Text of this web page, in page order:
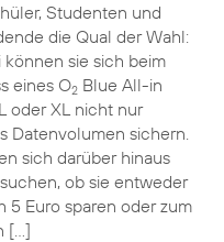
Studenten und
die Qual der Wahl:
können sie sich beim
eines O2Blue All-in
oder XL nicht nur
Datenvolumen sichern.
sich darüber hinaus
ob sie entweder
5 Euro sparen oder zum
[…]